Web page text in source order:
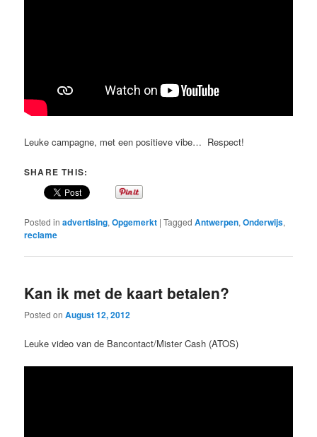
Leuke campagne, met een positieve vibe… Respect!
SHARE THIS:
Posted in advertising,Opgemerkt |Tagged Antwerpen,Onderwijs,
reclame
Kan ik met de kaart betalen?
Posted onAugust 12, 2012
Leuke video van de Bancontact/Mister Cash (ATOS)